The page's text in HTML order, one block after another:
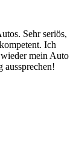
Sehr seriös,
Ich
mein Auto
aussprechen!